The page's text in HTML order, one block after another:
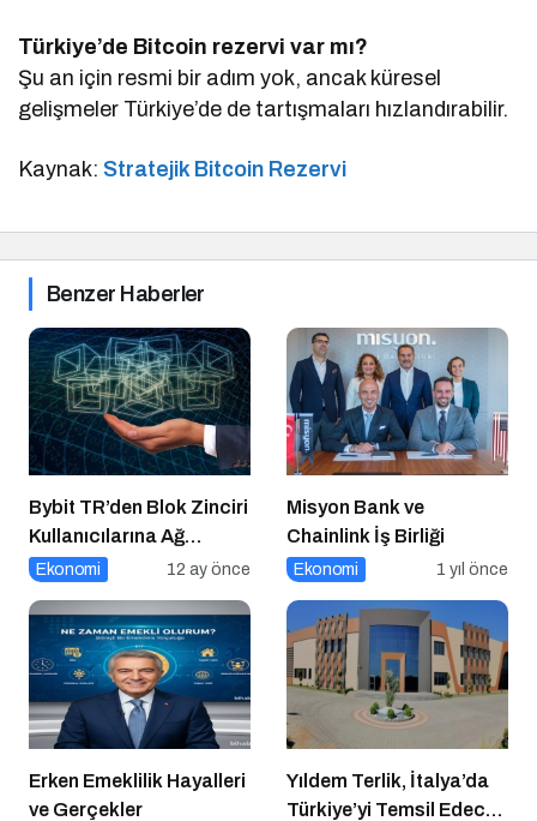
Türkiye’de Bitcoin rezervi var mı?
Şu an için resmi bir adım yok, ancak küresel
gelişmeler Türkiye’de de tartışmaları hızlandırabilir.
Kaynak: Stratejik Bitcoin Rezervi
Benzer Haberler
Bybit TR’den Blok Zinciri
Kullanıcılarına Ağ
Tıkanıklığı Rehberi!
Ekonomi 12 ay önce
Misyon Bank ve
Chainlink İş Birliği
Ekonomi 1 yıl önce
Erken Emeklilik Hayalleri
ve Gerçekler
Yıldem Terlik, İtalya’da
Türkiye’yi Temsil Edecek